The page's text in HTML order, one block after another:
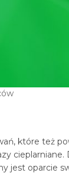
które też
oparcie